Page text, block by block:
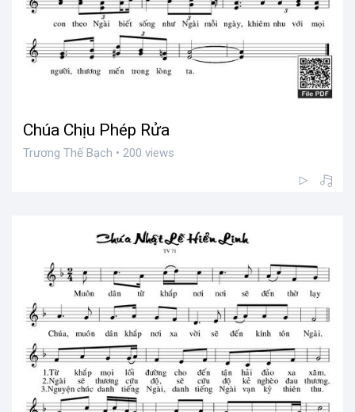
Chúa Chịu Phép Rửa
Trương Thế Bạch • 200 views